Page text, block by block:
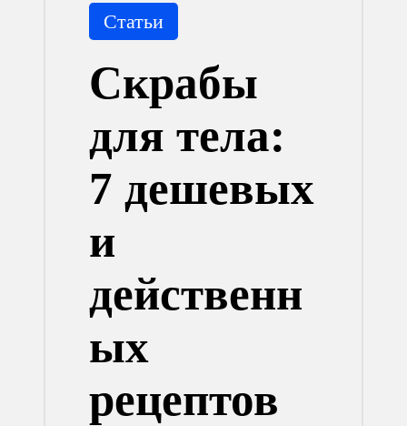
Опубликовано
в
Статьи
Скрабы
для тела:
7 дешевых
и
действенн
ых
рецептов